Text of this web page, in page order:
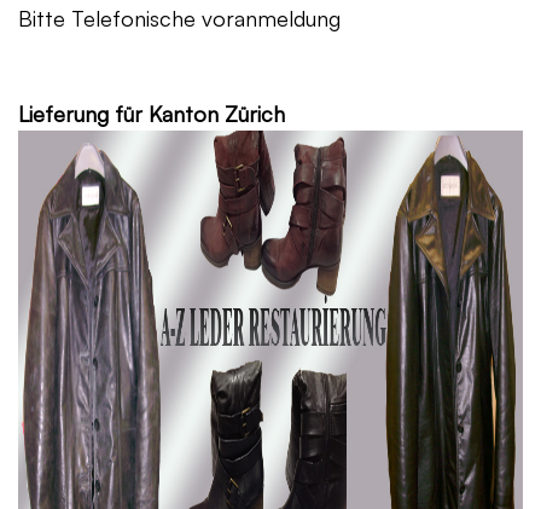
Bitte Telefonische voranmeldung
Lieferung für Kanton Zürich